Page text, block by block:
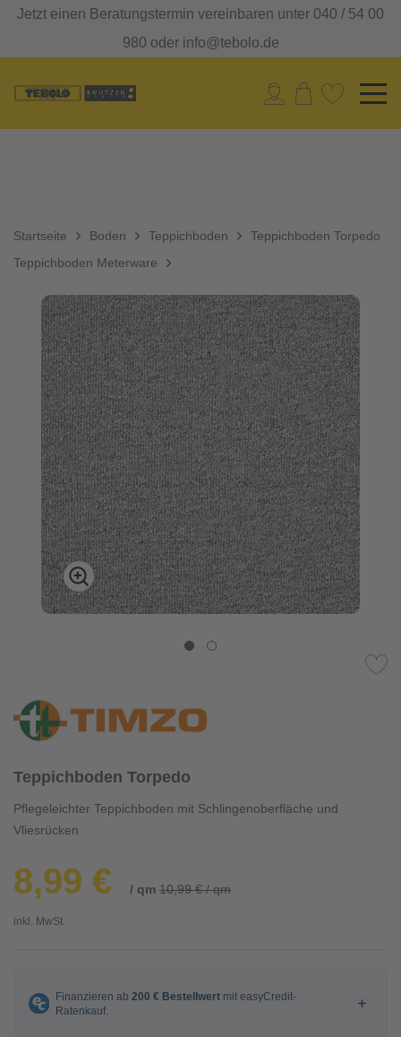
Jetzt einen Beratungstermin vereinbaren unter 040 / 54 00
980 oder info@tebolo.de
Startseite Boden
Teppichboden
Teppichboden Meterware
Teppichboden Torpedo
Teppichboden Torpedo
Pflegeleichter Teppichboden mit Schlingenoberfläche und
Vliesrücken
8,99 € / qm 10,99 € / qm
inkl. MwSt.